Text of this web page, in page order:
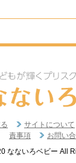
サイトについて
責事項
お問い
なないろベビー All